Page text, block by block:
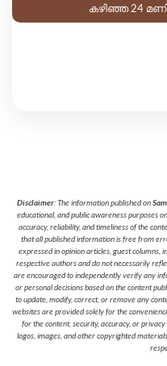
കഴിഞ്ഞ 24
Disclaimer: The information published on
educational, and public awareness purposes
accuracy, reliability, and timeliness of the
that all published information is free from
expressed in opinion articles, guest columns,
respective authors and do not necessarily
are encouraged to independently verify any
or personal decisions based on the content
to update, modify, correct, or remove any
websites are provided solely for the
for the content, security, accuracy, or
logos, images, and other copyrighted